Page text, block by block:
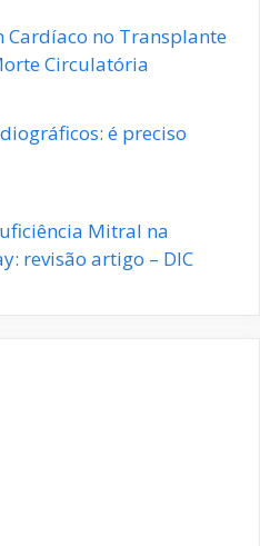
Cardíaco no Transplante
Circulatória
é preciso
Mitral na
revisão artigo – DIC